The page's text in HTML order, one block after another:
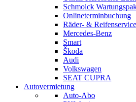
Schmolck
Onlineterminbuchung
Räder- & Reifenservice
Mercedes-Benz
Smart
Škoda
Audi
Volkswagen
SEAT CUPRA
Autovermietung
Auto-Abo